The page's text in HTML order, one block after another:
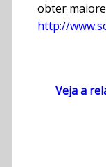
obter
http://
Veja a